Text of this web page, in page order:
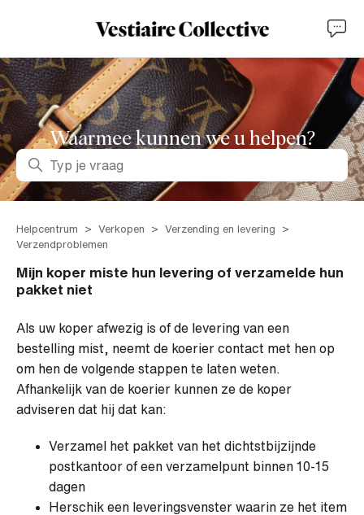
Waarmee kunnen we u helpen?
Zoeken
Helpcentrum Verkopen
Verzending en levering
Verzendproblemen
Mijn koper miste hun levering of verzamelde hun
pakket niet
Als uw koper afwezig is of de levering van een
bestelling mist, neemt de koerier contact met hen op
om hen de volgende stappen te laten weten.
Afhankelijk van de koerier kunnen ze de koper
adviseren dat hij dat kan:
Verzamel het pakket van het dichtstbijzijnde
postkantoor of een verzamelpunt binnen 10-15
dagen
Herschik een leveringsvenster waarin ze het item